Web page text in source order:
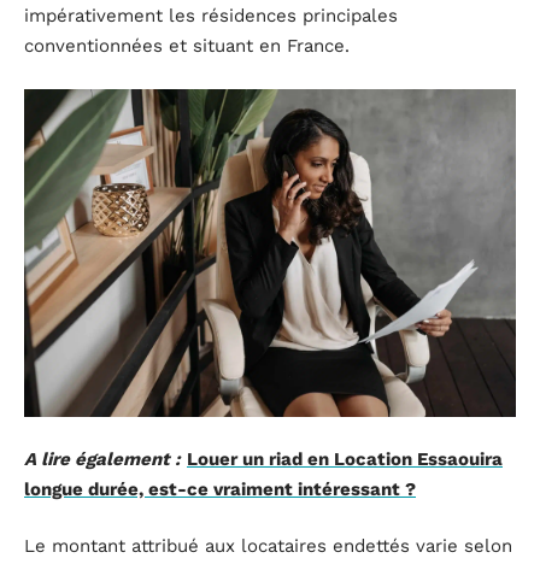
impérativement les résidences principales
conventionnées et situant en France.
A lire également : Louer un riad en Location Essaouira
longue durée, est-ce vraiment intéressant ?
Le montant attribué aux locataires endettés varie selon